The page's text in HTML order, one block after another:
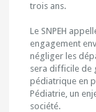
trois ans.
Le SNPEH
engagement
négliger les
sera difficile de
pédiatrique en
Pédiatrie, un
société.